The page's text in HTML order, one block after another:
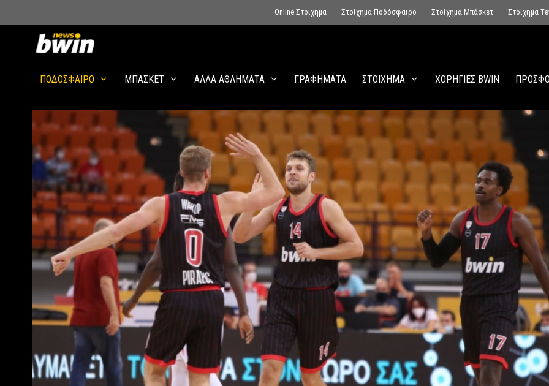
to
Online Στοίχημα Στοίχημα Ποδόσφαιρο Στοίχημα Μπάσκετ Στοίχημα
ΠΟΔΟΣΦΑΙΡΟ ΜΠΑΣΚΕΤ ΑΛΛΑ ΑΘΛΗΜΑΤΑ ΓΡΑΦΗΜΑΤΑ ΣΤΟΙΧΗΜΑ ΧΟΡΗΓΙΕΣ BWIN